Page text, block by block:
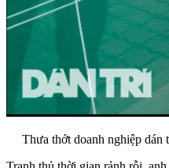
Thưa thớt doanh nghiệp dán